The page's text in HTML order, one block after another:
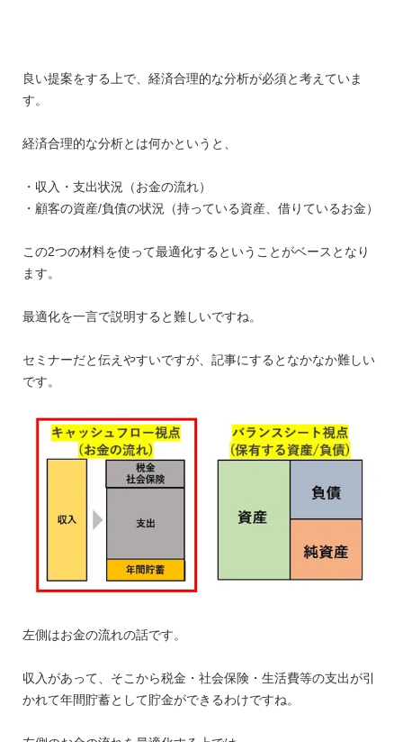
良い提案をする上で、経済合理的な分析が必須と考えていま
す。
経済合理的な分析とは何かというと、
・収入・支出状況（お金の流れ）
・顧客の資産/負債の状況（持っている資産、借りているお金）
この2つの材料を使って最適化するということがベースとなり
ます。
最適化を一言で説明すると難しいですね。
セミナーだと伝えやすいですが、記事にするとなかなか難しい
です。
左側はお金の流れの話です。
収入があって、そこから税金・社会保険・生活費等の支出が引
かれて年間貯蓄として貯金ができるわけですね。